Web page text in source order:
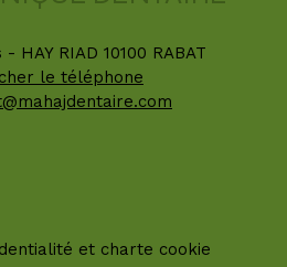
- HAY RIAD 10100 RABAT
le téléphone
et charte cookie